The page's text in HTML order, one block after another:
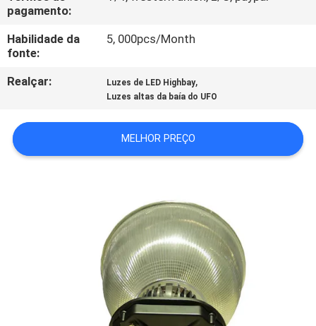
PEÇA
CITAÇÕES
MAPA
DO
pagamento:
Habilidade da
fonte:
5, 000pcs/Month
Realçar: Luzes de LED Highbay,
Luzes altas da baía do UFO
MELHOR PREÇO